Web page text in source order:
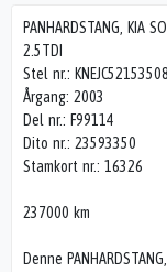
PANHARDSTANG, KIA
2.5TDI
Stel nr.:
Årgang: 2003
Del nr.: F99114
Dito nr.: 23593350
Stamkort nr.: 16326
237000 km
Denne